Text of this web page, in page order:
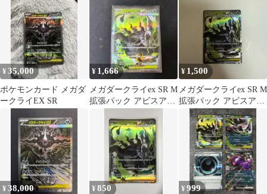
¥35,000
ポケモンカード メガダ
ークライEX SR
¥ 1,666
メガダークライex SR M
拡張パック アビスアイ
¥ 1,500
メガダークライex SR M
拡張パック アビスアイ
キラ 099/081
¥38,000 ¥850 ¥999